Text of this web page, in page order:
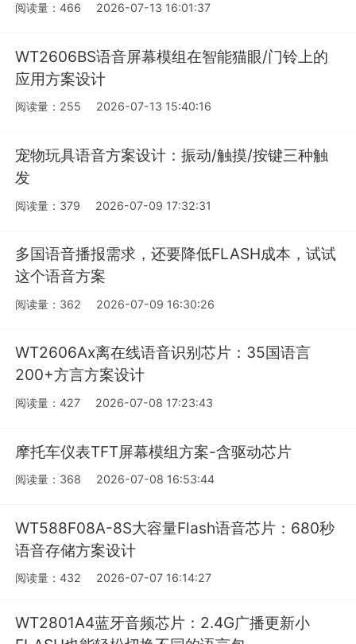
阅读量：466 2026-07-13 16:01:37
WT2606BS语音屏幕模组在智能猫眼/门铃上的
应用方案设计
阅读量：255 2026-07-13 15:40:16
宠物玩具语音方案设计：振动/触摸/按键三种触
发
阅读量：379 2026-07-09 17:32:31
多国语音播报需求，还要降低FLASH成本，试试
这个语音方案
阅读量：362 2026-07-09 16:30:26
WT2606Ax离在线语音识别芯片：35国语言
200+方言方案设计
阅读量：427 2026-07-08 17:23:43
摩托车仪表TFT屏幕模组方案-含驱动芯片
阅读量：368 2026-07-08 16:53:44
WT588F08A-8S大容量Flash语音芯片：680秒
语音存储方案设计
阅读量：432 2026-07-07 16:14:27
WT2801A4蓝牙音频芯片：2.4G广播更新小